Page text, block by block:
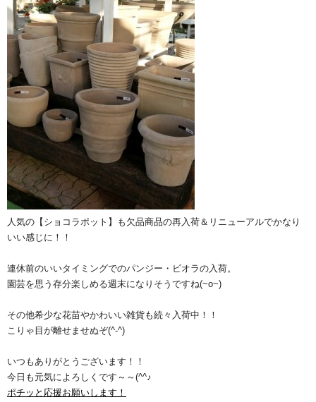
人気の【ショコラポット】も欠品商品の再入荷＆リニューアルでかなり
いい感じに！！
連休前のいいタイミングでのパンジー・ビオラの入荷。
園芸を思う存分楽しめる週末になりそうですね(~o~)
その他希少な花苗やかわいい雑貨も続々入荷中！！
こりゃ目が離せませぬぞ(^-^)
いつもありがとうございます！！
今日も元気によろしくです～～(^^♪
ポチッと応援お願いします！